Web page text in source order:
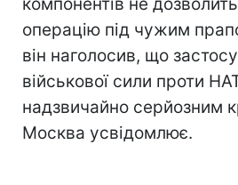
операцію під чужим
він наголосив, що
військової сили проти
надзвичайно серйозним
Москва усвідомлює.